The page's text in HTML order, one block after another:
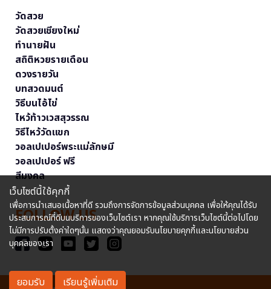
วัดสวย
วัดสวยเชียงใหม่
ทำนายฝัน
สถิติหวยรายเดือน
ดวงรายวัน
บทสวดมนต์
วิธีบนไอ้ไข่
ไหว้ท้าวเวสสุวรรณ
วิธีไหว้วัดแขก
วอลเปเปอร์พระแม่ลักษมี
วอลเปเปอร์ ฟรี
สีมงคล
FOLLOW US
เว็บไซต์นี้ใช้คุกกี้
เพื่อการนำเสนอเนื้อหาที่ดี รวมถึงการจัดการข้อมูลส่วนบุคคล เพื่อให้คุณได้รับ
ประสบการณ์ที่ดีบนบริการของเว็บไซต์เรา หากคุณใช้บริการเว็บไซต์นี้ต่อไปโดย
ไม่มีการปรับตั้งค่าใดๆนั้น แสดงว่าคุณยอมรับนโยบายคุกกี้และนโยบายส่วน
บุคคลของเรา
ยอมรับ เรียนรู้เพิ่มเติม